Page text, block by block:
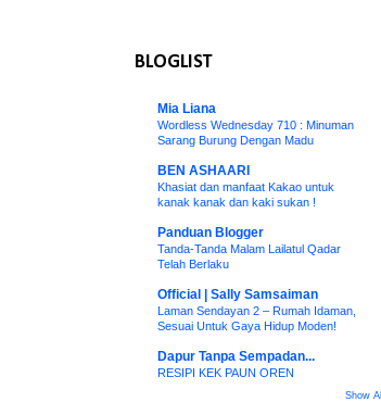
BLOGLIST
Mia Liana
Wordless Wednesday 710 : Minuman
Sarang Burung Dengan Madu
BEN ASHAARI
Khasiat dan manfaat Kakao untuk
kanak kanak dan kaki sukan !
Panduan Blogger
Tanda-Tanda Malam Lailatul Qadar
Telah Berlaku
Official | Sally Samsaiman
Laman Sendayan 2 – Rumah Idaman,
Sesuai Untuk Gaya Hidup Moden!
Dapur Tanpa Sempadan...
RESIPI KEK PAUN OREN
Show All